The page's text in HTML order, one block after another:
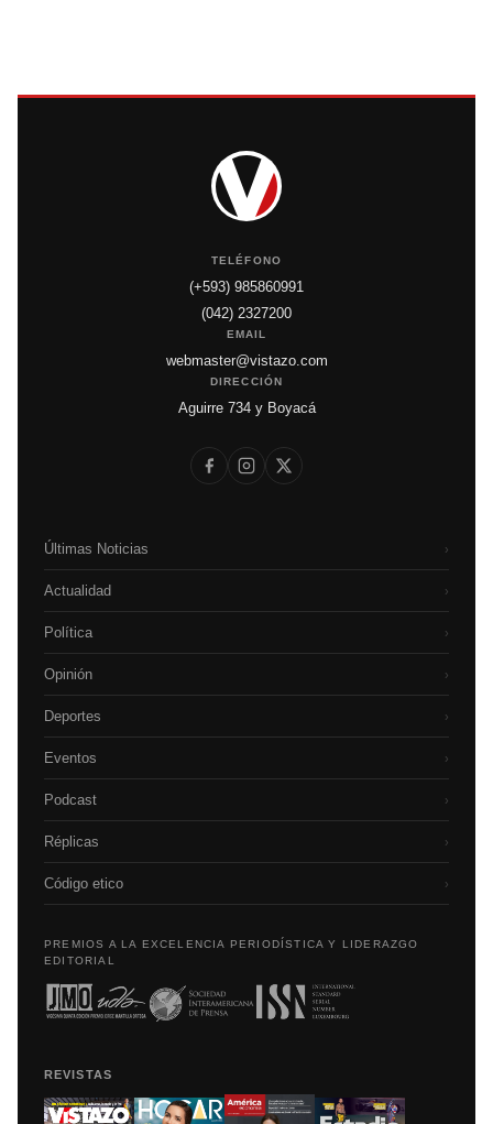
TELÉFONO
(+593) 985860991
(042) 2327200
EMAIL
webmaster@vistazo.com
DIRECCIÓN
Aguirre 734 y Boyacá
Últimas Noticias ›
Actualidad ›
Política ›
Opinión ›
Deportes ›
Eventos ›
Podcast ›
Réplicas ›
Código etico ›
PREMIOS A LA EXCELENCIA PERIODÍSTICA Y LIDERAZGO
EDITORIAL
REVISTAS